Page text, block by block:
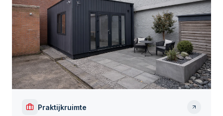
Praktijkruimte